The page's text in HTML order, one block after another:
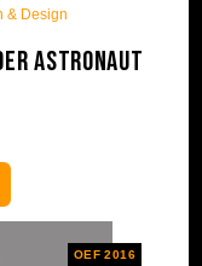
& Design
astronaut
OEF 2016